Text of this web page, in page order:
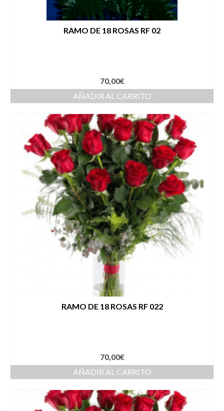
RAMO DE 18 ROSAS RF 02
70,00€
AÑADIR AL CARRITO
RAMO DE 18 ROSAS RF 022
70,00€
AÑADIR AL CARRITO